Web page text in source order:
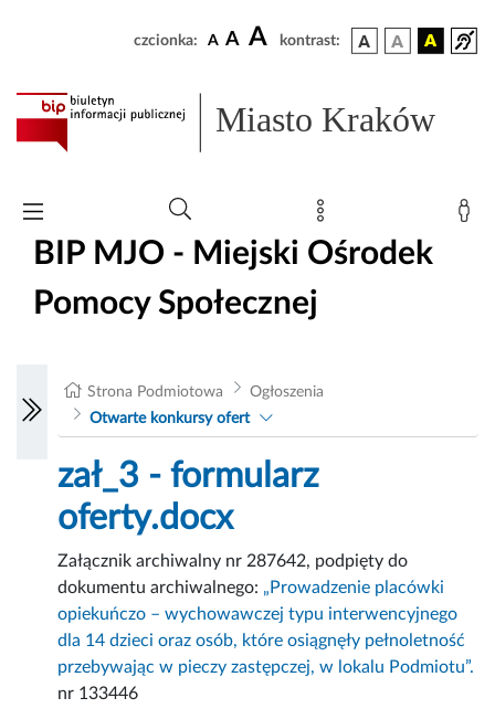
czcionka: A A A kontrast:
Miasto Kraków
BIP MJO - Miejski Ośrodek
Pomocy Społecznej
Strona Podmiotowa
Ogłoszenia
Otwarte konkursy ofert
zał_3 - formularz
oferty.docx
Załącznik archiwalny nr 287642, podpięty do
dokumentu archiwalnego: „Prowadzenie placówki
opiekuńczo – wychowawczej typu interwencyjnego
dla 14 dzieci oraz osób, które osiągnęły pełnoletność
przebywając w pieczy zastępczej, w lokalu Podmiotu”.
nr 133446